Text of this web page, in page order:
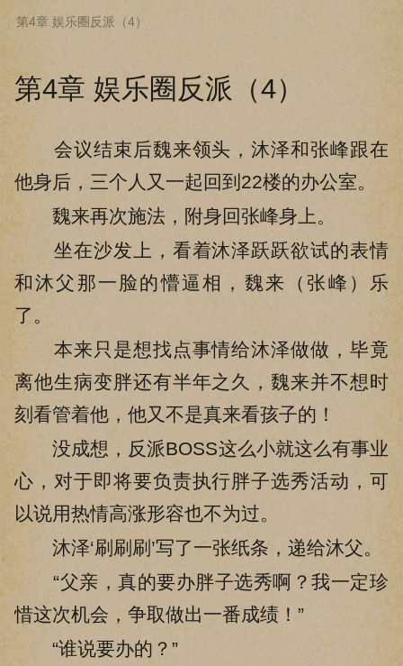
第4章 娱乐圈反派（4）
会议结束后魏来领头，沐泽和张峰跟在
他身后，三个人又一起回到22楼的办公室。
魏来再次施法，附身回张峰身上。
坐在沙发上，看着沐泽跃跃欲试的表情
和沐父那一脸的懵逼相，魏来（张峰）乐
了。
本来只是想找点事情给沐泽做做，毕竟
离他生病变胖还有半年之久，魏来并不想时
刻看管着他，他又不是真来看孩子的！
没成想，反派BOSS这么小就这么有事业
心，对于即将要负责执行胖子选秀活动，可
以说用热情高涨形容也不为过。
沐泽‘刷刷刷’写了一张纸条，递给沐父。
“父亲，真的要办胖子选秀啊？我一定珍
惜这次机会，争取做出一番成绩！”
“谁说要办的？”
第4章 娱乐圈反派（4）